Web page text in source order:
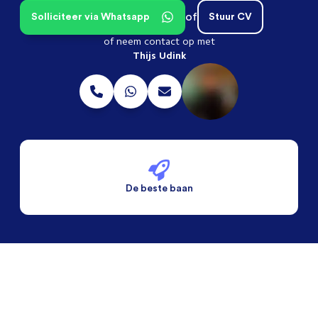
Stuur CV
of
Solliciteer via Whatsapp
of neem contact op met
Thijs Udink
De beste baan